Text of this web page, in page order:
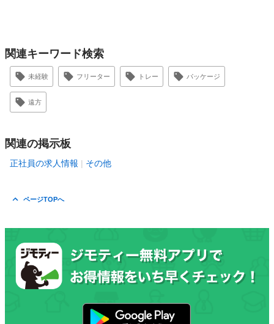
関連キーワード検索
未経験 フリーター トレー パッケージ
遠方
関連の掲示板
正社員の求人情報 その他
ページTOPへ